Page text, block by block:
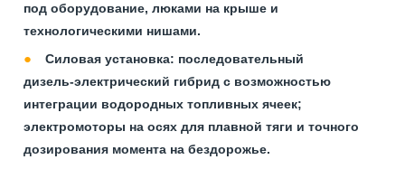
под оборудование, люками на крыше и
технологическими нишами.
Силовая установка: последовательный
дизель‑электрический гибрид с возможностью
интеграции водородных топливных ячеек;
электромоторы на осях для плавной тяги и точного
дозирования момента на бездорожье.